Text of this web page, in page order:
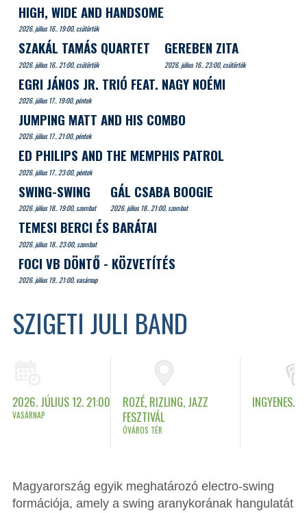
SZIGETI JULI BAND
2026. JÚLIUS 12. 21:00
VASÁRNAP
ROZÉ, RIZLING, JAZZ
FESZTIVÁL
ÓVÁROS TÉR
INGYENES.
Magyarország egyik meghatározó electro-swing
formációja, amely a swing aranykorának hangulatát
HIGH, WIDE AND HANDSOME
2026. július 16.. 19:00, csütörtök
SZAKÁL TAMÁS QUARTET
2026. július 16.. 21:00, csütörtök
GEREBEN ZITA
2026. július 16.. 23:00, csütörtök
EGRI JÁNOS JR. TRIÓ FEAT. NAGY NOÉMI
2026. július 17.. 19:00, péntek
JUMPING MATT AND HIS COMBO
2026. július 17.. 21:00, péntek
ED PHILIPS AND THE MEMPHIS PATROL
2026. július 17.. 23:00, péntek
SWING-SWING
2026. július 18.. 19:00, szombat
GÁL CSABA BOOGIE
2026. július 18.. 21:00, szombat
TEMESI BERCI ÉS BARÁTAI
2026. július 18.. 23:00, szombat
FOCI VB DÖNTŐ - KÖZVETÍTÉS
2026. július 19.. 21:00, vasárnap